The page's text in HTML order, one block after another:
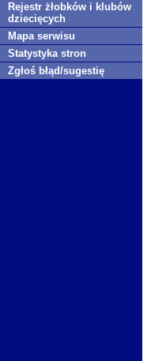
Rejestr żłobków i klubów
dziecięcych
Mapa serwisu
Statystyka stron
Zgłoś błąd/sugestię